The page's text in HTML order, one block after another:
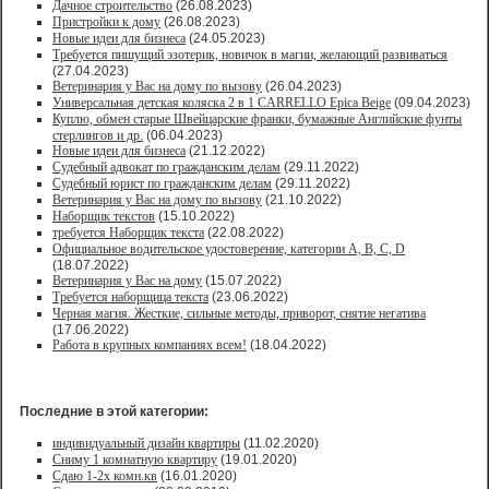
Дачное строительство (26.08.2023)
Пристройки к дому (26.08.2023)
Новые идеи для бизнеса (24.05.2023)
Требуется пишущий эзотерик, новичок в магии, желающий развиваться
(27.04.2023)
Ветеринария у Вас на дому по вызову (26.04.2023)
Универсальная детская коляска 2 в 1 CARRELLO Epica Beige (09.04.2023)
Куплю, обмен старые Швейцарские франки, бумажные Английские фунты
стерлингов и др. (06.04.2023)
Новые идеи для бизнеса (21.12.2022)
Судебный адвокат по гражданским делам (29.11.2022)
Судебный юрист по гражданским делам (29.11.2022)
Ветеринария у Вас на дому по вызову (21.10.2022)
Наборщик текстов (15.10.2022)
требуется Наборщик текста (22.08.2022)
Официальное водительское удостоверение, категории A, B, C, D
(18.07.2022)
Ветеринария у Вас на дому (15.07.2022)
Требуется наборщица текста (23.06.2022)
Черная магия. Жесткие, сильные методы, приворот, снятие негатива
(17.06.2022)
Работа в крупных компаниях всем! (18.04.2022)
Последние в этой категории:
индивидуальный дизайн квартиры (11.02.2020)
Сниму 1 комнатную квартиру (19.01.2020)
Сдаю 1-2х комн.кв (16.01.2020)